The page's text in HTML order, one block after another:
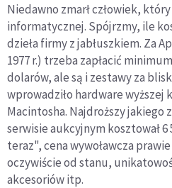
Niedawno zmarł człowiek,
informatycznej. Spójrzmy, ile
dzieła firmy z jabłuszkiem. Za
1977 r.) trzeba zapłacić
dolarów, ale są i zestawy za
wprowadziło hardware wyższej
Macintosha. Najdroższy jakiego
serwisie aukcyjnym kosztował 6
teraz", cena wywoławcza
oczywiście od stanu,
akcesoriów itp.